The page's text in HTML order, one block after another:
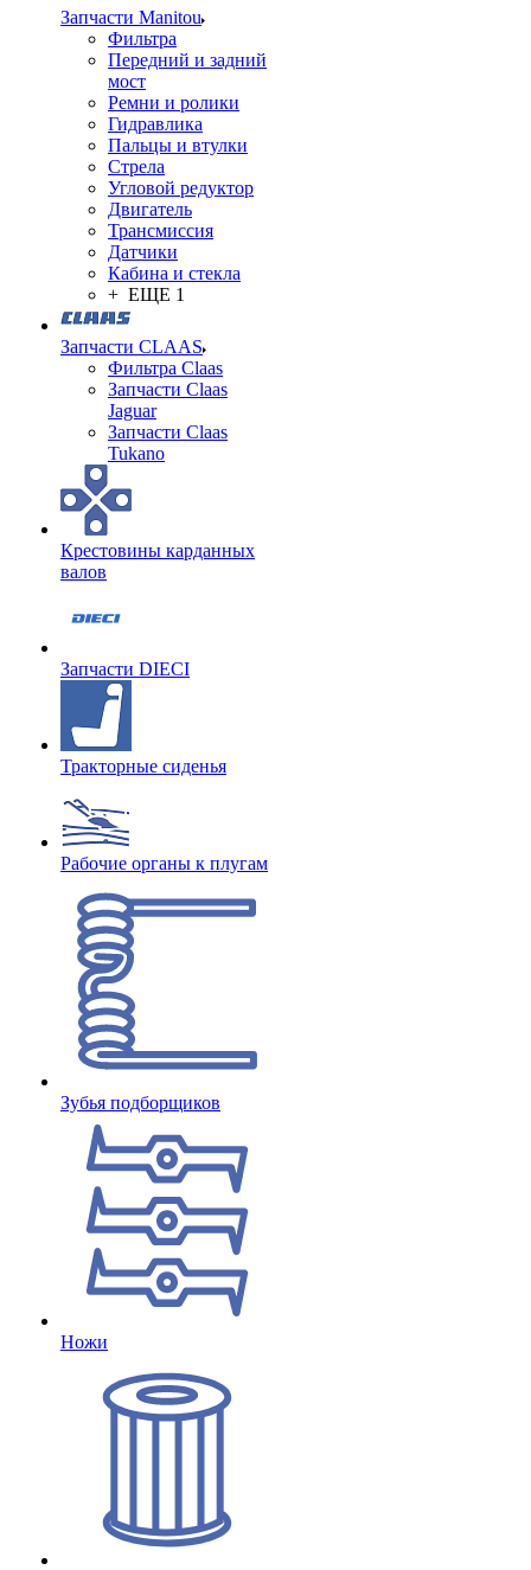
Запчасти Manitou
Фильтра
Передний и задний
мост
Ремни и ролики
Гидравлика
Пальцы и втулки
Стрела
Угловой редуктор
Двигатель
Трансмиссия
Датчики
Кабина и стекла
+ ЕЩЕ 1
Запчасти CLAAS
Фильтра Claas
Запчасти Claas
Jaguar
Запчасти Claas
Tukano
Крестовины карданных
валов
Запчасти DIECI
Тракторные сиденья
Рабочие органы к плугам
Зубья подборщиков
Ножи